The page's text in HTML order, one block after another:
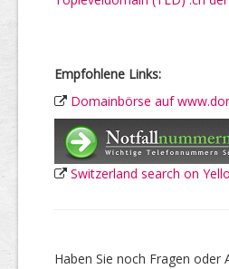
Empfohlene Links:
Domainbörse auf
Switzerland search on
Haben Sie noch Fragen oder